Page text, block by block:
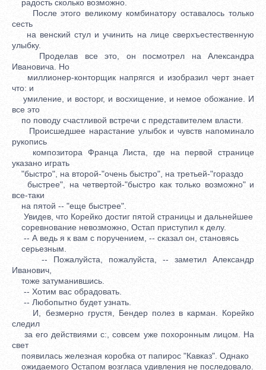
радость сколько возможно.
После этого великому комбинатору оставалось только
сесть
на венский стул и учинить на лице сверхъестественную
улыбку.
Проделав все это, он посмотрел на Александра
Ивановича. Но
миллионер-конторщик напрягся и изобразил черт знает
что: и
умиление, и восторг, и восхищение, и немое обожание. И
все это
по поводу счастливой встречи с представителем власти.
Происшедшее нарастание улыбок и чувств напоминало
рукопись
композитора Франца Листа, где на первой странице
указано играть
"быстро", на второй-"очень быстро", на третьей-"гораздо
быстрее", на четвертой-"быстро как только возможно" и
все-таки
на пятой -- "еще быстрее".
Увидев, что Корейко достиг пятой страницы и дальнейшее
соревнование невозможно, Остап приступил к делу.
-- А ведь я к вам с поручением, -- сказал он, становясь
серьезным.
-- Пожалуйста, пожалуйста, -- заметил Александр
Иванович,
тоже затуманившись.
-- Хотим вас обрадовать.
-- Любопытно будет узнать.
И, безмерно грустя, Бендер полез в карман. Корейко
следил
за его действиями с:, совсем уже похоронным лицом. На
свет
появилась железная коробка от папирос "Кавказ". Однако
ожидаемого Остапом возгласа удивления не последовало.